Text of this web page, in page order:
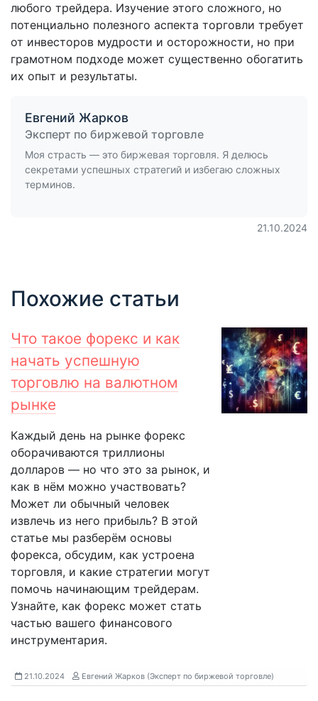
любого трейдера. Изучение этого сложного, но
потенциально полезного аспекта торговли требует
от инвесторов мудрости и осторожности, но при
грамотном подходе может существенно обогатить
их опыт и результаты.
Евгений Жарков
Эксперт по биржевой торговле
Моя страсть — это биржевая торговля. Я делюсь
секретами успешных стратегий и избегаю сложных
терминов.
21.10.2024
Похожие статьи
Что такое форекс и как
начать успешную
торговлю на валютном
рынке
Каждый день на рынке форекс
оборачиваются триллионы
долларов — но что это за рынок, и
как в нём можно участвовать?
Может ли обычный человек
извлечь из него прибыль? В этой
статье мы разберём основы
форекса, обсудим, как устроена
торговля, и какие стратегии могут
помочь начинающим трейдерам.
Узнайте, как форекс может стать
частью вашего финансового
инструментария.
21.10.2024 Евгений Жарков (Эксперт по биржевой торговле)